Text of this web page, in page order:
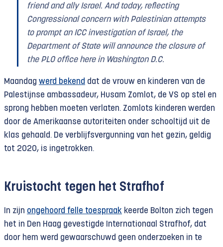
friend and ally Israel. And today, reflecting
Congressional concern with Palestinian attempts
to prompt an ICC investigation of Israel, the
Department of State will announce the closure of
the PLO office here in Washington D.C.
Maandag werd bekend dat de vrouw en kinderen van de
Palestijnse ambassadeur, Husam Zomlot, de VS op stel en
sprong hebben moeten verlaten. Zomlots kinderen werden
door de Amerikaanse autoriteiten onder schooltijd uit de
klas gehaald. De verblijfsvergunning van het gezin, geldig
tot 2020, is ingetrokken.
Kruistocht tegen het Strafhof
In zijn ongehoord felle toespraak keerde Bolton zich tegen
het in Den Haag gevestigde Internationaal Strafhof, dat
door hem werd gewaarschuwd geen onderzoeken in te